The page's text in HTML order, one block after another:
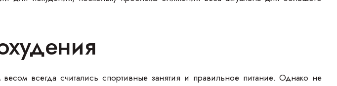
всегда считались спортивные занятия и правильное питание. Однако не